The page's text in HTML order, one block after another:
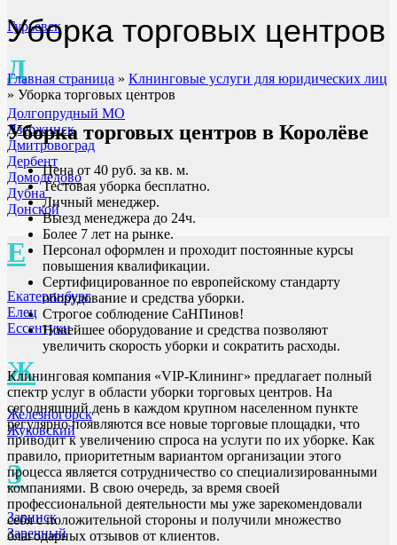
Гурьевск
Д
Долгопрудный МО
Дзержинск
Дмитровоград
Дербент
Домодедово
Дубна
Донской
Е
Екатеринбург
Елец
Ессентуки
Ж
Железногорск
Жуковский
З
Заринск
Заречный
Уборка торговых центров
Главная страница » Клнинговые услуги для юридических лиц
» Уборка торговых центров
Уборка торговых центров в Королёве
Цена от 40 руб. за кв. м.
Тестовая уборка бесплатно.
Личный менеджер.
Выезд менеджера до 24ч.
Более 7 лет на рынке.
Персонал оформлен и проходит постоянные курсы
повышения квалификации.
Сертифицированное по европейскому стандарту
оборудование и средства уборки.
Строгое соблюдение СаНПинов!
Новейшее оборудование и средства позволяют
увеличить скорость уборки и сократить расходы.
Клининговая компания «VIP-Клининг» предлагает полный
спектр услуг в области уборки торговых центров. На
сегодняшний день в каждом крупном населенном пункте
регулярно появляются все новые торговые площадки, что
приводит к увеличению спроса на услуги по их уборке. Как
правило, приоритетным вариантом организации этого
процесса является сотрудничество со специализированными
компаниями. В свою очередь, за время своей
профессиональной деятельности мы уже зарекомендовали
себя с положительной стороны и получили множество
благодарных отзывов от клиентов.